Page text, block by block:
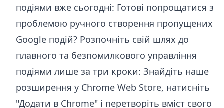
подіями вже сьогодні: Готові попрощатися з
проблемою ручного створення пропущених
Google подій? Розпочніть свій шлях до
плавного та безпомилкового управління
подіями лише за три кроки: Знайдіть наше
розширення у Chrome Web Store, натисніть
"Додати в Chrome" і перетворіть вміст свого